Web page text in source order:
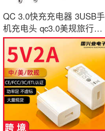
QC 3.0快充充电器 3USB手
机充电头 qc3.0美规旅行充
三口便携